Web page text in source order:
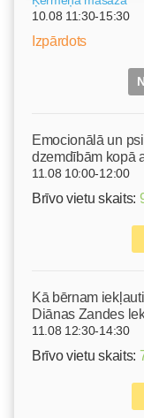
10.08 11:30-15:30
Izpārdots
Emocionālā un
dzemdībām kopā
11.08 10:00-12:00
Brīvo vietu skaits:
Kā bērnam
Diānas Zandes
11.08 12:30-14:30
Brīvo vietu skaits: